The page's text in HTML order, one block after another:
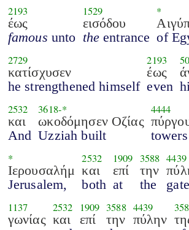
2193
έως
famous unto
1529
εισόδου
the entrance
*
of
2729
κατίσχυσεν
he strengthened himself
2193
έως
even
2532
και
And
3618-*
ωκοδόμησεν Οζίας
Uzziah built
4444
towers
*
Ιερουσαλήμ
Jerusalem,
2532
και
both
1909
επί
at
3588
την
the
4439
gate
1137
γωνίας
2532
και
1909
επί
3588
την
4439
πύλην